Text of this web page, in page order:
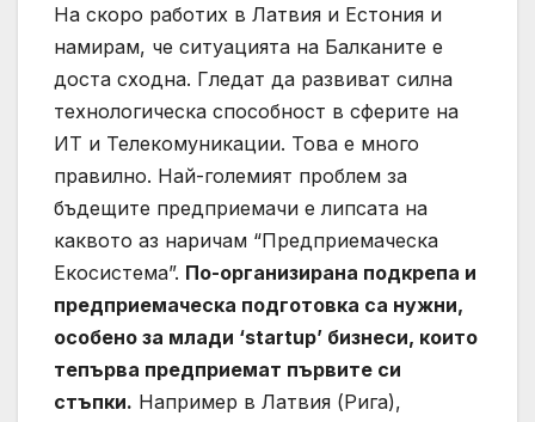
На скоро работих в Латвия и Естония и
намирам, че ситуацията на Балканите е
доста сходна. Гледат да развиват силна
технологическа способност в сферите на
ИТ и Телекомуникации. Това е много
правилно. Най-големият проблем за
бъдещите предприемачи е липсата на
каквото аз наричам “Предприемаческа
Екосистема”. По-организирана подкрепа и
предприемаческа подготовка са нужни,
особено за млади ‘startup’ бизнеси, които
тепърва предприемат първите си
стъпки. Например в Латвия (Рига),